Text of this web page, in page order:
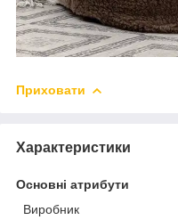
Приховати
Характеристики
Основні атрибути
Виробник